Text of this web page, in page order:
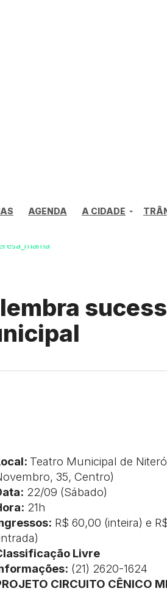
AGENDA A CIDADE
Teatro Municipal de
35, Centro)
22/09 (Sábado)
21h
R$ 60,00 (inteira) e
Livre
(21) 2620-1624
CIRCUITO CÊNICO